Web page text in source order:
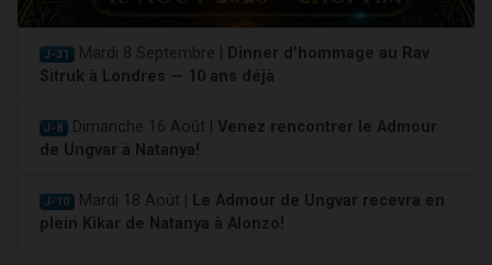
J-31 Mardi 8 Septembre |
Dinner d'hommage au Rav
Sitruk à Londres — 10 ans déjà
J-8 Dimanche 16 Août | Venez rencontrer le Admour
de Ungvar à Natanya!
J-10 Mardi 18 Août |
Le Admour de Ungvar recevra en
plein Kikar de Natanya à Alonzo!